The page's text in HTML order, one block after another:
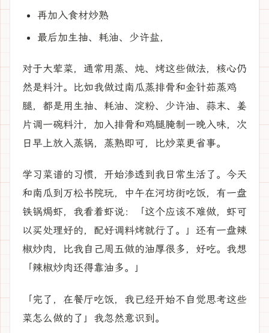
再加入食材炒熟
最后加生抽、耗油、少许盐，
对于大荤菜，通常用蒸、炖、烤这些做法，核心仍
然是料汁。比如我做过南瓜蒸排骨和金针茹蒸鸡
腿，都是用生抽、耗油、淀粉、少许油、蒜末、姜
片调一碗料汁，加入排骨和鸡腿腌制一晚入味，次
日早上放入蒸锅，蒸熟即可，比炒菜更省事。
学习菜谱的习惯，开始渗透到我日常生活了。今天
和南瓜到万松书院玩，中午在河坊街吃饭，有一盘
铁锅焗虾，我看着虾说：「这个应该不难做，虾可
以买处理好的，配好调料烤就行了。」还有一盘辣
椒炒肉，比我自己周五做的油厚很多，好吃。我想
「辣椒炒肉还得靠油多。」
「完了，在餐厅吃饭，我已经开始不自觉思考这些
菜怎么做的了」我忽然意识到。